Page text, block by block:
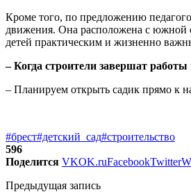
Кроме того, по предложению
движения. Она расположена с южной
детей практическим и жизненно
– Когда строители завершат
– Планируем открыть садик прямо к
#брест#детский_сад#строительство
596
Поделится VKOK.ruFacebookTwitter
Предыдущая запись